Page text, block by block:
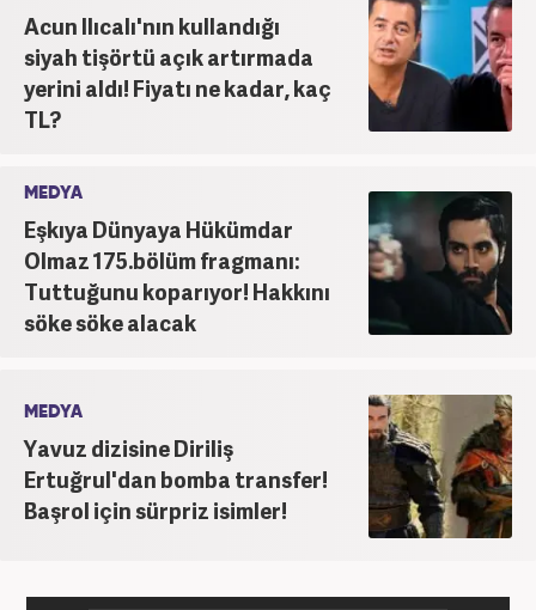
Acun Ilıcalı'nın kullandığı
siyah tişörtü açık artırmada
yerini aldı! Fiyatı ne kadar, kaç
TL?
MEDYA
Eşkıya Dünyaya Hükümdar
Olmaz 175.bölüm fragmanı:
Tuttuğunu koparıyor! Hakkını
söke söke alacak
MEDYA
Yavuz dizisine Diriliş
Ertuğrul'dan bomba transfer!
Başrol için sürpriz isimler!